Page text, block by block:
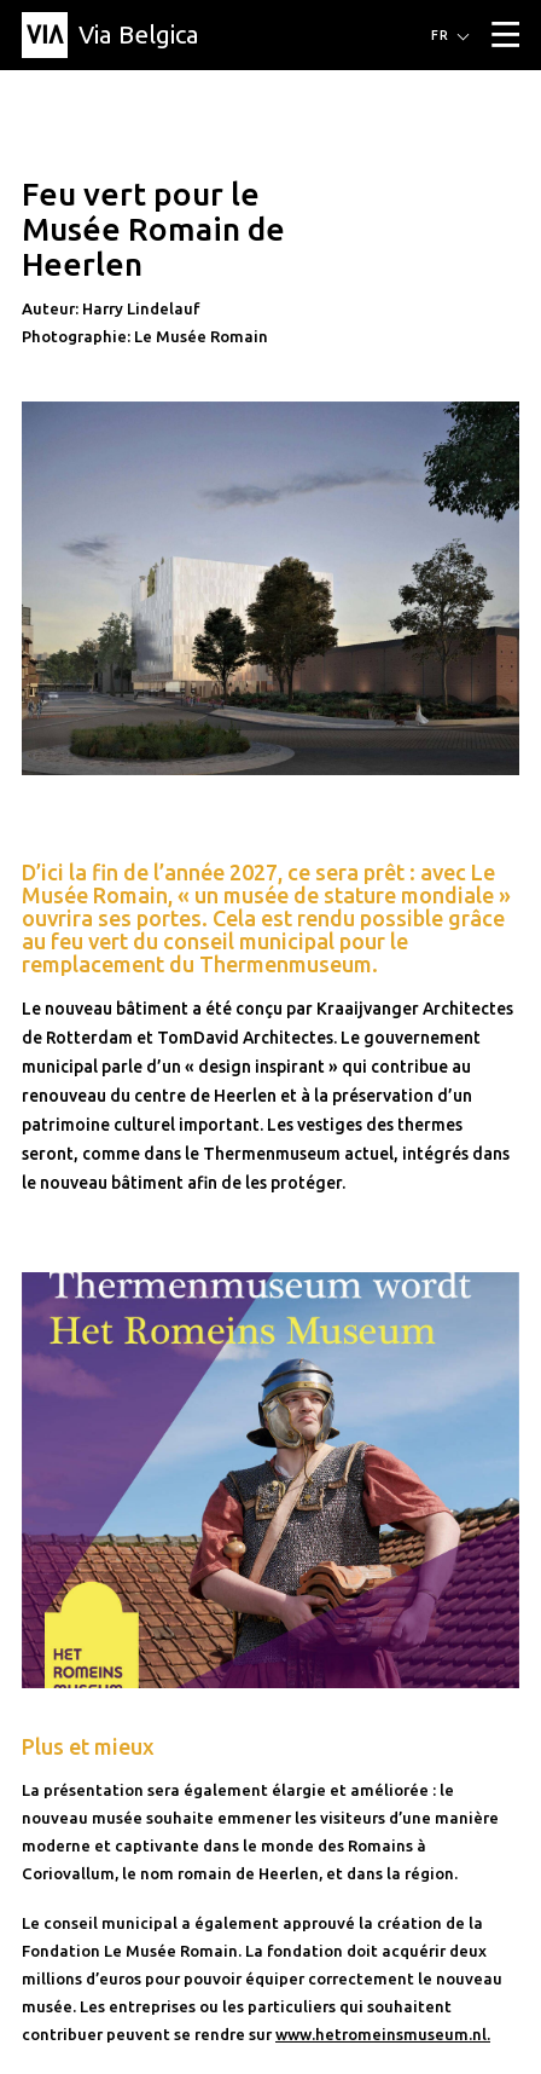
Via Belgica ▼
Article
Éducation
Recette
Amis
À propos de Via Belgica
FR
Feu vert pour le
Musée Romain de
Heerlen
Auteur: Harry Lindelauf
Photographie: Le Musée Romain
D’ici la fin de l’année 2027, ce sera prêt : avec Le
Musée Romain, « un musée de stature mondiale »
ouvrira ses portes. Cela est rendu possible grâce
au feu vert du conseil municipal pour le
remplacement du Thermenmuseum.
Le nouveau bâtiment a été conçu par Kraaijvanger Architectes
de Rotterdam et TomDavid Architectes. Le gouvernement
municipal parle d’un « design inspirant » qui contribue au
renouveau du centre de Heerlen et à la préservation d’un
patrimoine culturel important. Les vestiges des thermes
seront, comme dans le Thermenmuseum actuel, intégrés dans
le nouveau bâtiment afin de les protéger.
Plus et mieux
La présentation sera également élargie et améliorée : le
nouveau musée souhaite emmener les visiteurs d’une manière
moderne et captivante dans le monde des Romains à
Coriovallum, le nom romain de Heerlen, et dans la région.
Le conseil municipal a également approuvé la création de la
Fondation Le Musée Romain. La fondation doit acquérir deux
millions d’euros pour pouvoir équiper correctement le nouveau
musée. Les entreprises ou les particuliers qui souhaitent
contribuer peuvent se rendre surwww.hetromeinsmuseum.nl.